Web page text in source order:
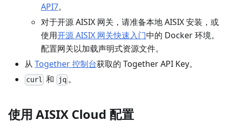
API7。
对于开源 AISIX 网关，请准备本地 AISIX 安装，或
使用开源 AISIX 网关快速入门中的 Docker 环境。
配置网关以加载声明式资源文件。
从 Together 控制台获取的 Together API Key。
curl 和 jq。
使用 AISIX Cloud 配置